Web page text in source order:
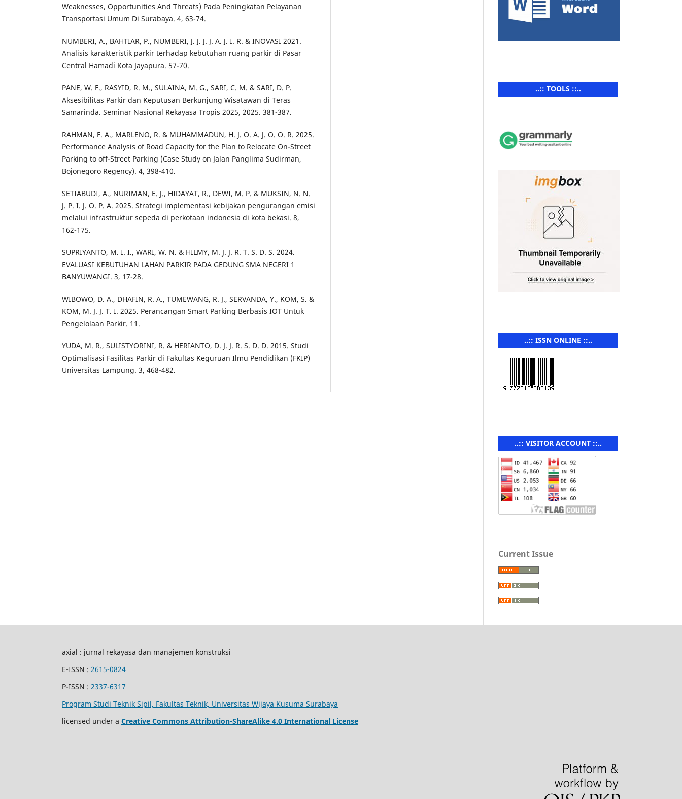
Weaknesses, Opportunities And Threats) Pada Peningkatan Pelayanan
Transportasi Umum Di Surabaya. 4, 63-74.
NUMBERI, A., BAHTIAR, P., NUMBERI, J. J. J. J. A. J. I. R. & INOVASI 2021.
Analisis karakteristik parkir terhadap kebutuhan ruang parkir di Pasar
Central Hamadi Kota Jayapura. 57-70.
PANE, W. F., RASYID, R. M., SULAINA, M. G., SARI, C. M. & SARI, D. P.
Aksesibilitas Parkir dan Keputusan Berkunjung Wisatawan di Teras
Samarinda. Seminar Nasional Rekayasa Tropis 2025, 2025. 381-387.
RAHMAN, F. A., MARLENO, R. & MUHAMMADUN, H. J. O. A. J. O. O. R. 2025.
Performance Analysis of Road Capacity for the Plan to Relocate On-Street
Parking to off-Street Parking (Case Study on Jalan Panglima Sudirman,
Bojonegoro Regency). 4, 398-410.
SETIABUDI, A., NURIMAN, E. J., HIDAYAT, R., DEWI, M. P. & MUKSIN, N. N.
J. P. I. J. O. P. A. 2025. Strategi implementasi kebijakan pengurangan emisi
melalui infrastruktur sepeda di perkotaan indonesia di kota bekasi. 8,
162-175.
SUPRIYANTO, M. I. I., WARI, W. N. & HILMY, M. J. J. R. T. S. D. S. 2024.
EVALUASI KEBUTUHAN LAHAN PARKIR PADA GEDUNG SMA NEGERI 1
BANYUWANGI. 3, 17-28.
WIBOWO, D. A., DHAFIN, R. A., TUMEWANG, R. J., SERVANDA, Y., KOM, S. &
KOM, M. J. J. T. I. 2025. Perancangan Smart Parking Berbasis IOT Untuk
Pengelolaan Parkir. 11.
YUDA, M. R., SULISTYORINI, R. & HERIANTO, D. J. J. R. S. D. D. 2015. Studi
Optimalisasi Fasilitas Parkir di Fakultas Keguruan Ilmu Pendidikan (FKIP)
Universitas Lampung. 3, 468-482.
..:: TOOLS ::..
..:: ISSN ONLINE ::..
..:: VISITOR ACCOUNT ::..
Current Issue
axial : jurnal rekayasa dan manajemen konstruksi
E-ISSN : 2615-0824
P-ISSN : 2337-6317
Program Studi Teknik Sipil, Fakultas Teknik, Universitas Wijaya Kusuma Surabaya
licensed under a Creative Commons Attribution-ShareAlike 4.0 International License